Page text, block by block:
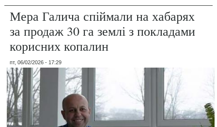
Мера Галича спіймали на хабарях
за продаж 30 га землі з покладами
корисних копалин
пт, 06/02/2026 - 17:29